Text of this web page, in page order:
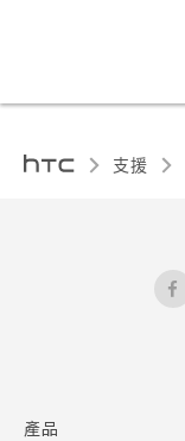
支援
產品